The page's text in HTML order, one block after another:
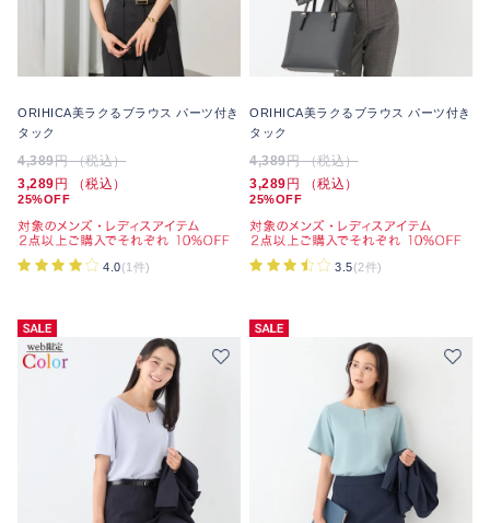
ORIHICA美ラクるブラウス パーツ付き
タック
4,389円 （税込）
3,289 円 （税込）
25%OFF
4.0(1件)
ORIHICA美ラクるブラウス パーツ付き
タック
4,389円 （税込）
3,289 円 （税込）
25%OFF
3.5(2件)